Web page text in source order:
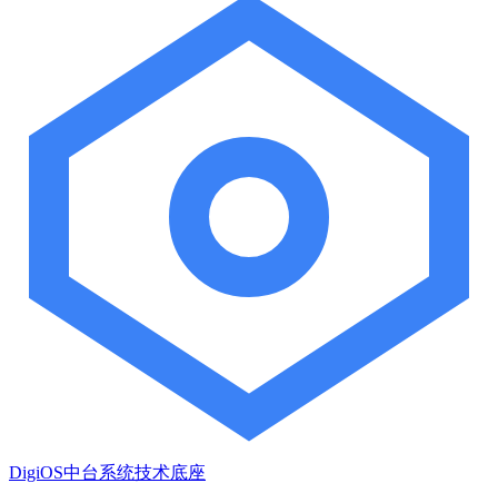
DigiOS中台系统技术底座